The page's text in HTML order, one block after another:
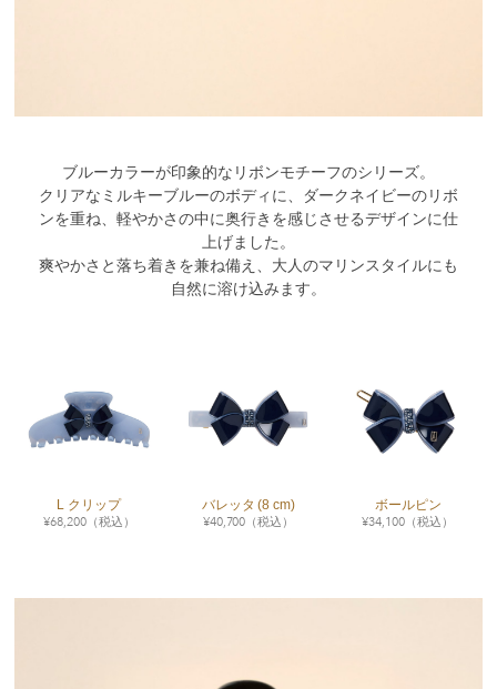
ブルーカラーが印象的なリボンモチーフのシリーズ。
クリアなミルキーブルーのボディに、ダークネイビーのリボ
ンを重ね、軽やかさの中に奥行きを感じさせるデザインに仕
上げました。
爽やかさと落ち着きを兼ね備え、大人のマリンスタイルにも
自然に溶け込みます。
L クリップ
¥68,200（税込）
バレッタ (8 cm)
¥40,700 （税込）
ボールピン
¥34,100 （税込）